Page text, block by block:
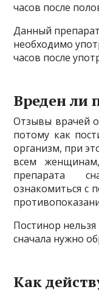
часов после
Данный
необходимо
часов после
Вреден ли
Отзывы врачей
потому как
организм, при
всем
препарата
ознакомиться с
Постинор
сначала нужно
Как